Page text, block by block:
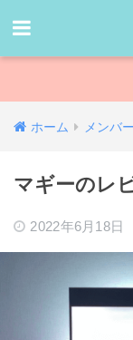
ホーム メンバー
マギーのレ
2022年6月18日